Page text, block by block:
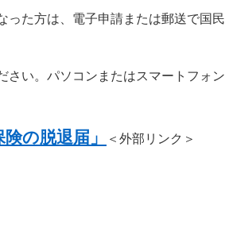
た方は、電子申請または郵送で国民
い。パソコンまたはスマートフォン
の脱退届」 ＜外部リンク＞